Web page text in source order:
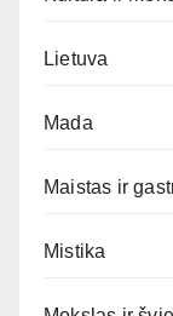
Lietuva
Mada
Maistas ir
Mistika